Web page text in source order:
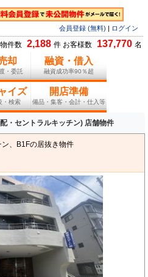
会員登録 (無料) ログイン
件数 2,188 件 お客様数 137,770 名
却
・委託
融資・借入
融資成功率90％超
イズ
・検索
開店準備
備品・集客・会計・仕入等
・セントラルキッチン) 店舗物件
、B1Fの居抜き物件